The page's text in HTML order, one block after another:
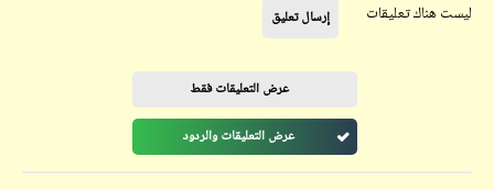
ليست هناك تعليقات إرسال تعليق
عرض التعليقات فقط
عرض التعليقات والردود